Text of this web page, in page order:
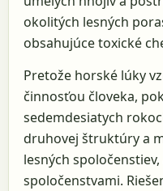
okolitých lesných
obsahujúce toxické
Pretože horské lúky
činnosťou človeka,
sedemdesiatych
druhovej štruktúry a
lesných spoločenstiev,
spoločenstvami.